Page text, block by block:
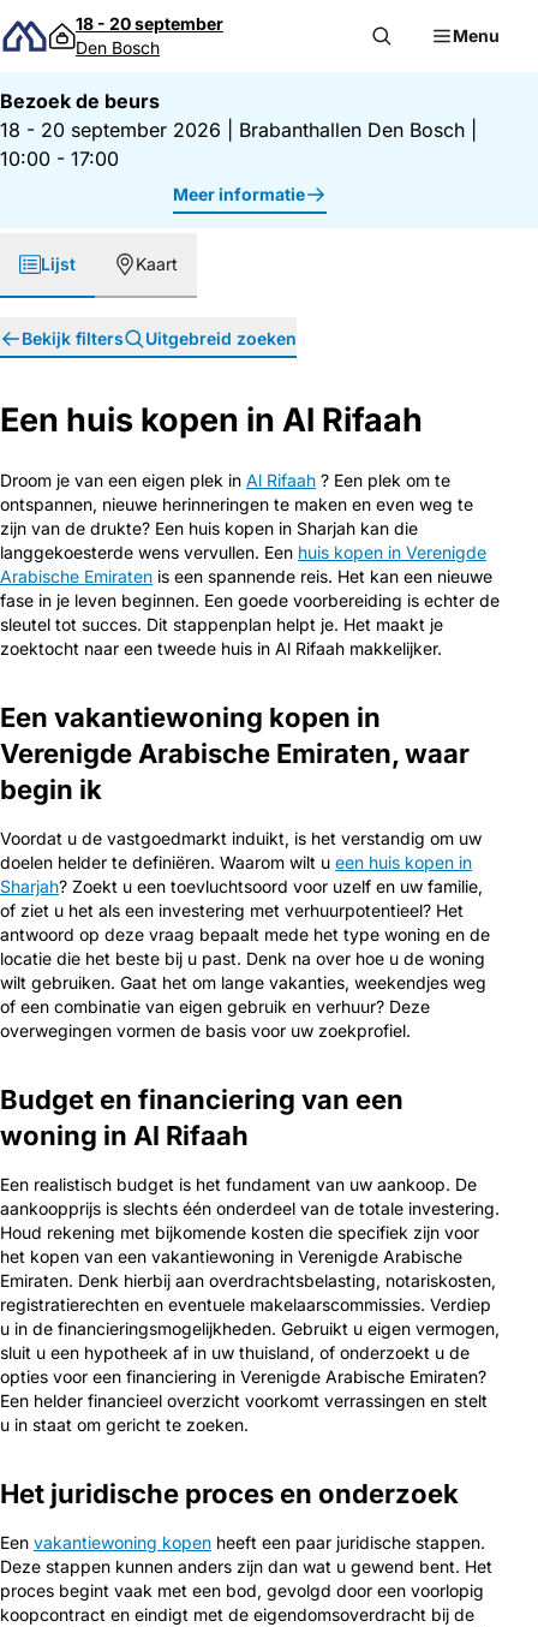
Direct naar inhoud
18 - 20 september
Den Bosch
Menu
Bezoek de beurs
18 - 20 september 2026
Brabanthallen Den Bosch
10:00 - 17:00
Meer informatie
Lijst Kaart
Bekijk filters Uitgebreid zoeken
Een huis kopen in Al Rifaah
Droom je van een eigen plek in Al Rifaah ? Een plek om te
ontspannen, nieuwe herinneringen te maken en even weg te
zijn van de drukte? Een huis kopen in Sharjah kan die
langgekoesterde wens vervullen. Een huis kopen in Verenigde
Arabische Emiraten is een spannende reis. Het kan een nieuwe
fase in je leven beginnen. Een goede voorbereiding is echter de
sleutel tot succes. Dit stappenplan helpt je. Het maakt je
zoektocht naar een tweede huis in Al Rifaah makkelijker.
Een vakantiewoning kopen in
Verenigde Arabische Emiraten, waar
begin ik
Voordat u de vastgoedmarkt induikt, is het verstandig om uw
doelen helder te definiëren. Waarom wilt u een huis kopen in
Sharjah? Zoekt u een toevluchtsoord voor uzelf en uw familie,
of ziet u het als een investering met verhuurpotentieel? Het
antwoord op deze vraag bepaalt mede het type woning en de
locatie die het beste bij u past. Denk na over hoe u de woning
wilt gebruiken. Gaat het om lange vakanties, weekendjes weg
of een combinatie van eigen gebruik en verhuur? Deze
overwegingen vormen de basis voor uw zoekprofiel.
Budget en financiering van een
woning in Al Rifaah
Een realistisch budget is het fundament van uw aankoop. De
aankoopprijs is slechts één onderdeel van de totale investering.
Houd rekening met bijkomende kosten die specifiek zijn voor
het kopen van een vakantiewoning in Verenigde Arabische
Emiraten. Denk hierbij aan overdrachtsbelasting, notariskosten,
registratierechten en eventuele makelaarscommissies. Verdiep
u in de financieringsmogelijkheden. Gebruikt u eigen vermogen,
sluit u een hypotheek af in uw thuisland, of onderzoekt u de
opties voor een financiering in Verenigde Arabische Emiraten?
Een helder financieel overzicht voorkomt verrassingen en stelt
u in staat om gericht te zoeken.
Het juridische proces en onderzoek
Een vakantiewoning kopen heeft een paar juridische stappen.
Deze stappen kunnen anders zijn dan wat u gewend bent. Het
proces begint vaak met een bod, gevolgd door een voorlopig
koopcontract en eindigt met de eigendomsoverdracht bij de